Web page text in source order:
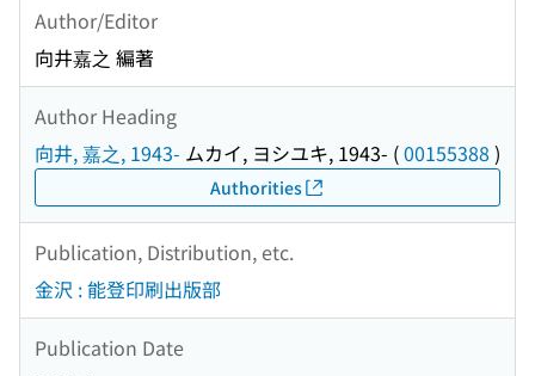
Author/Editor
向井嘉之 編著
Author Heading
向井, 嘉之, 1943- ムカイ, ヨシユキ, 1943- (00155388 )
Authorities
Publication, Distribution, etc.
金沢 : 能登印刷出版部
Publication Date